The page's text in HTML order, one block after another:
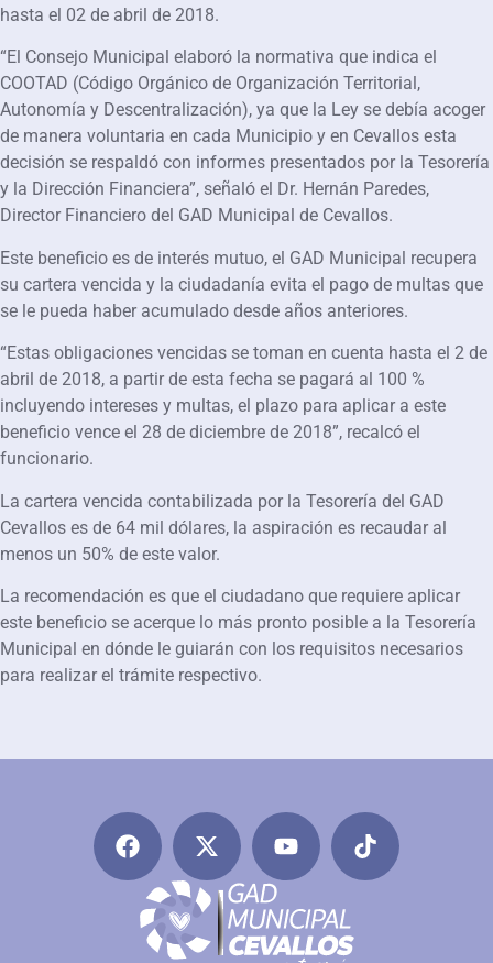
hasta el 02 de abril de 2018.
“El Consejo Municipal elaboró la normativa que indica el
COOTAD (Código Orgánico de Organización Territorial,
Autonomía y Descentralización), ya que la Ley se debía acoger
de manera voluntaria en cada Municipio y en Cevallos esta
decisión se respaldó con informes presentados por la Tesorería
y la Dirección Financiera”, señaló el Dr. Hernán Paredes,
Director Financiero del GAD Municipal de Cevallos.
Este beneficio es de interés mutuo, el GAD Municipal recupera
su cartera vencida y la ciudadanía evita el pago de multas que
se le pueda haber acumulado desde años anteriores.
“Estas obligaciones vencidas se toman en cuenta hasta el 2 de
abril de 2018, a partir de esta fecha se pagará al 100 %
incluyendo intereses y multas, el plazo para aplicar a este
beneficio vence el 28 de diciembre de 2018”, recalcó el
funcionario.
La cartera vencida contabilizada por la Tesorería del GAD
Cevallos es de 64 mil dólares, la aspiración es recaudar al
menos un 50% de este valor.
La recomendación es que el ciudadano que requiere aplicar
este beneficio se acerque lo más pronto posible a la Tesorería
Municipal en dónde le guiarán con los requisitos necesarios
para realizar el trámite respectivo.